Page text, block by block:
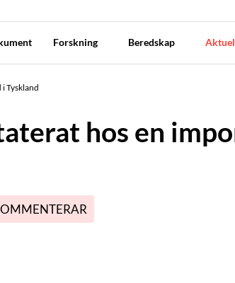
Forskning Beredskap
Tyskland
hos en